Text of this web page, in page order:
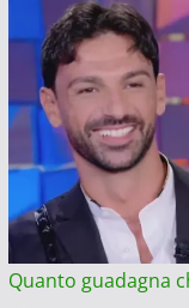
Quanto guadagna